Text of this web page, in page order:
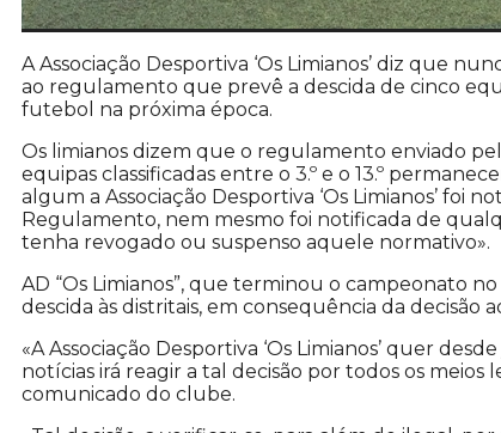
A Associação Desportiva ‘Os Limianos’ diz que
ao regulamento que prevê a descida de cinco
futebol na próxima época.
Os limianos dizem que o regulamento enviado
equipas classificadas entre o 3.º e o 13.º
algum a Associação Desportiva ‘Os Limianos’ foi
Regulamento, nem mesmo foi notificada de
tenha revogado ou suspenso aquele normativo».
AD “Os Limianos”, que terminou o campeonato
descida às distritais, em consequência da decisão
«A Associação Desportiva ‘Os Limianos’ quer
notícias irá reagir a tal decisão por todos os
comunicado do clube.